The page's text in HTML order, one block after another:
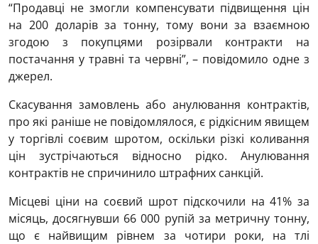
“Продавці не змогли компенсувати підвищення цін
на 200 доларів за тонну, тому вони за взаємною
згодою з покупцями розірвали контракти на
постачання у травні та червні”, – повідомило одне з
джерел.
Скасування замовлень або анулювання контрактів,
про які раніше не повідомлялося, є рідкісним явищем
у торгівлі соєвим шротом, оскільки різкі коливання
цін зустрічаються відносно рідко. Анулювання
контрактів не спричинило штрафних санкцій.
Місцеві ціни на соєвий шрот підскочили на 41% за
місяць, досягнувши 66 000 рупій за метричну тонну,
що є найвищим рівнем за чотири роки, на тлі